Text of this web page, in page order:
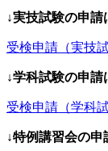
↓実技試験の申請
受検申請（実技試
↓学科試験の申請
受検申請（学科試
↓特例講習会の申